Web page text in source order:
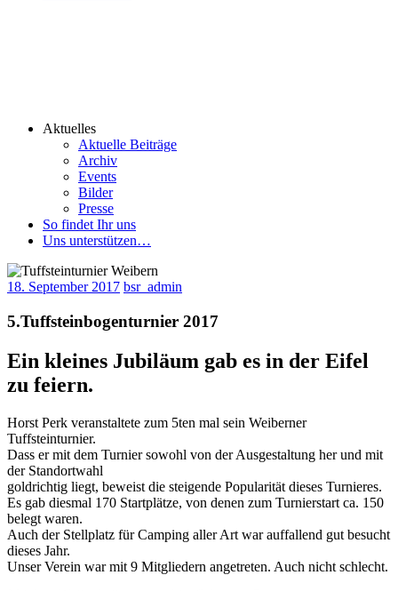
Aktuelles
Aktuelle Beiträge
Archiv
Events
Bilder
Presse
So findet Ihr uns
Uns unterstützen…
18. September 2017 bsr_admin
5.Tuffsteinbogenturnier 2017
Ein kleines Jubiläum gab es in der Eifel
zu feiern.
Horst Perk veranstaltete zum 5ten mal sein Weiberner
Tuffsteinturnier.
Dass er mit dem Turnier sowohl von der Ausgestaltung her und mit
der Standortwahl
goldrichtig liegt, beweist die steigende Popularität dieses Turnieres.
Es gab diesmal 170 Startplätze, von denen zum Turnierstart ca. 150
belegt waren.
Auch der Stellplatz für Camping aller Art war auffallend gut besucht
dieses Jahr.
Unser Verein war mit 9 Mitgliedern angetreten. Auch nicht schlecht.